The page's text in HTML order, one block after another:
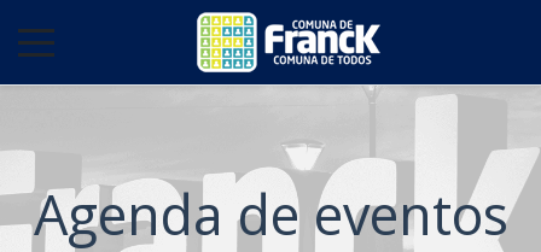
Agenda de eventos